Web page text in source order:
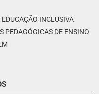
INCLUSIVA
PEDAGÓGICAS DE ENSINO